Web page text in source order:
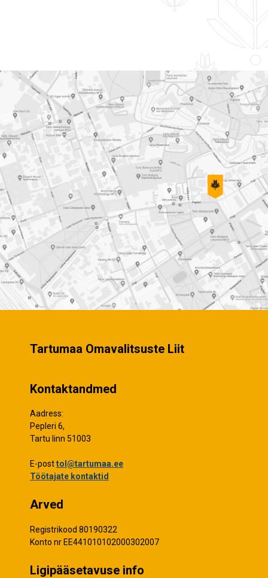
Tartumaa Omavalitsuste Liit
Kontaktandmed
Aadress:
Pepleri 6,
Tartu linn 51003
E-posttol@tartumaa.ee
Töötajate kontaktid
Arved
Registrikood 80190322
Konto nr EE441010102000302007
Ligipääsetavuse info